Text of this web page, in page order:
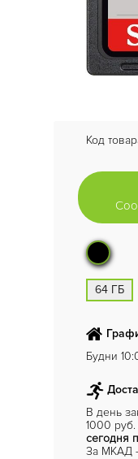
Код
64 ГБ
Будни
В день
1000 руб.
сегодня
За МКАД